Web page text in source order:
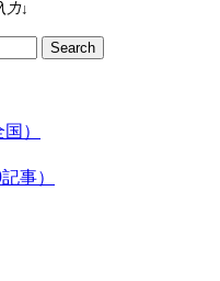
力↓
）
事）